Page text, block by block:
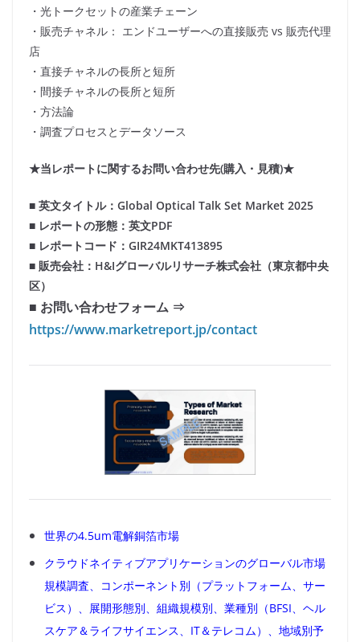
・光トークセットの産業チェーン
・販売チャネル： エンドユーザーへの直接販売 vs 販売代理
店
・直接チャネルの長所と短所
・間接チャネルの長所と短所
・方法論
・調査プロセスとデータソース
★当レポートに関するお問い合わせ先(購入・見積)★
■ 英文タイトル：Global Optical Talk Set Market 2025
■ レポートの形態：英文PDF
■ レポートコード：GIR24MKT413895
■ 販売会社：H&Iグローバルリサーチ株式会社（東京都中央
区）
■ お問い合わせフォーム ⇒
https://www.marketreport.jp/contact
世界の4.5um電解銅箔市場
クラウドネイティブアプリケーションのグローバル市場
規模調査、コンポーネント別（プラットフォーム、サー
ビス）、展開形態別、組織規模別、業種別（BFSI、ヘル
スケア＆ライフサイエンス、IT＆テレコム）、地域別予